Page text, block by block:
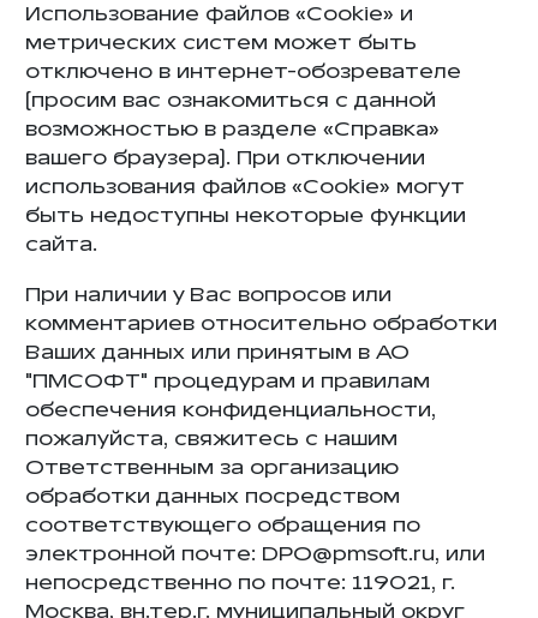
Использование файлов «Cookie» и
метрических систем может быть
отключено в интернет-обозревателе
(просим вас ознакомиться с данной
возможностью в разделе «Справка»
вашего браузера). При отключении
использования файлов «Cookie» могут
быть недоступны некоторые функции
сайта.
При наличии у Вас вопросов или
комментариев относительно обработки
Ваших данных или принятым в АО
"ПМСОФТ" процедурам и правилам
обеспечения конфиденциальности,
пожалуйста, свяжитесь с нашим
Ответственным за организацию
обработки данных посредством
соответствующего обращения по
электронной почте: DPO@pmsoft.ru, или
непосредственно по почте: 119021, г.
Москва, вн.тер.г. муниципальный округ